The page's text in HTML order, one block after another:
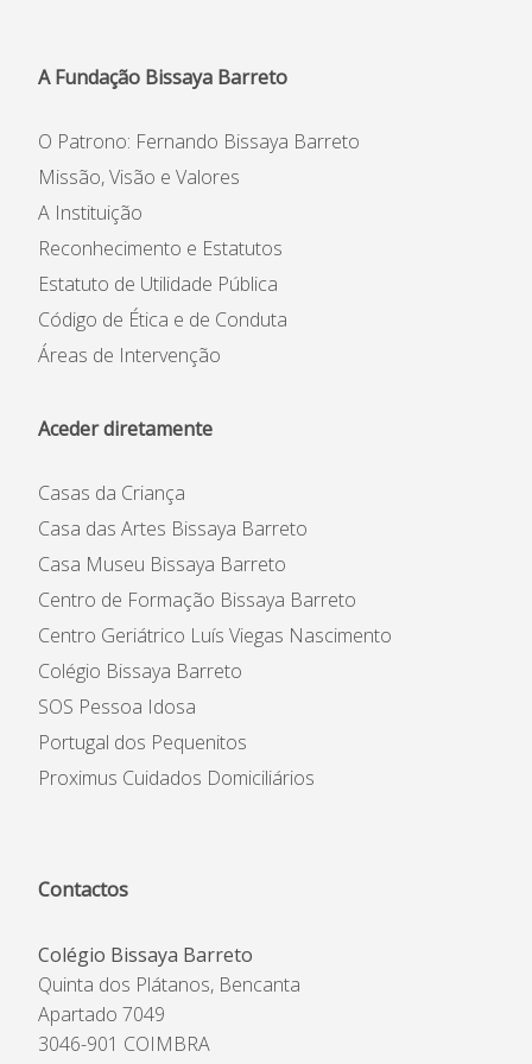
APEE
Notícias
A Fundação Bissaya Barreto
O Patrono: Fernando Bissaya Barreto
Missão, Visão e Valores
A Instituição
Reconhecimento e Estatutos
Estatuto de Utilidade Pública
Código de Ética e de Conduta
Áreas de Intervenção
Aceder diretamente
Casas da Criança
Casa das Artes Bissaya Barreto
Casa Museu Bissaya Barreto
Centro de Formação Bissaya Barreto
Centro Geriátrico Luís Viegas Nascimento
Colégio Bissaya Barreto
SOS Pessoa Idosa
Portugal dos Pequenitos
Proximus Cuidados Domiciliários
Contactos
Colégio Bissaya Barreto
Quinta dos Plátanos, Bencanta
Apartado 7049
3046-901 COIMBRA